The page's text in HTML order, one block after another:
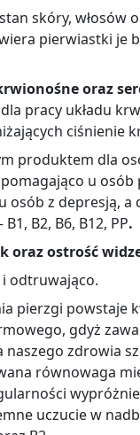
skóry, włosów
pierwiastki je
oraz
pracy układu
ciśnienie
produktem dla
u
osób z depresją, a
B2, B6, B12, PP.
oraz ostrość
i odtruwająco.
pierzgi powstaje
gdyż
zdrowia
równowaga
uczucie w